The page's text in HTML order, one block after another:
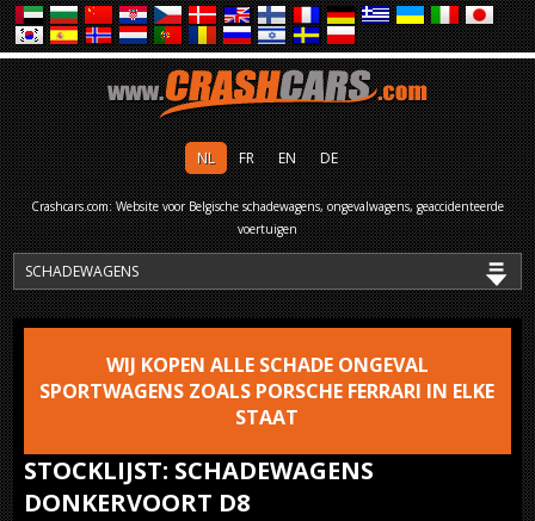
NL FR EN DE
Crashcars.com: Website voor Belgische schadewagens, ongevalwagens, geaccidenteerde
voertuigen
STOCKLIJST: SCHADEWAGENS
DONKERVOORT D8
WIJ KOPEN ALLE SCHADE ONGEVAL
SPORTWAGENS ZOALS PORSCHE FERRARI IN ELKE
STAAT